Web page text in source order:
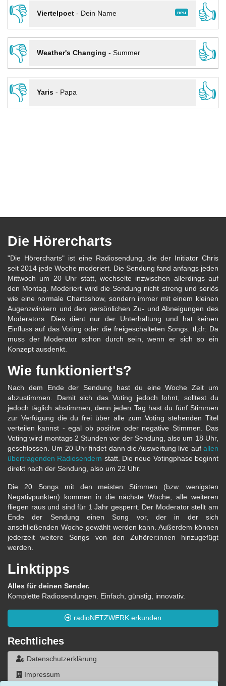
👎
neu
Viertelpoet- Dein Name
👍
👎
Weather's Changing - Summer
👍
👎
Yaris- Papa 👍
Die Hörercharts
"Die Hörercharts" ist eine Radiosendung, die der Initiator Chris
seit 2014 jede Woche moderiert. Die Sendung fand anfangs jeden
Mittwoch um 20 Uhr statt, wechselte inzwischen allerdings auf
den Montag. Moderiert wird die Sendung nicht streng und seriös
wie eine normale Chartsshow, sondern immer mit einem kleinen
Augenzwinkern und den persönlichen Zu- und Abneigungen des
Moderators. Dies dient nur der Unterhaltung und hat keinen
Einfluss auf das Voting oder die freigeschalteten Songs. tl;dr: Da
muss der Moderator schon durch sein, wenn er sich so ein
Konzept ausdenkt.
Wie funktioniert's?
Nach dem Ende der Sendung hast du eine Woche Zeit um
abzustimmen. Damit sich das Voting jedoch lohnt, solltest du
jedoch täglich abstimmen, denn jeden Tag hast du fünf Stimmen
zur Verfügung die du frei über alle zum Voting stehenden Titel
verteilen kannst - egal ob positive oder negative Stimmen. Das
Voting wird montags 2 Stunden vor der Sendung, also um 18 Uhr,
geschlossen. Um 20 Uhr findet dann die Auswertung live auf allen
übertragenden Radiosendern statt. Die neue Votingphase beginnt
direkt nach der Sendung, also um 22 Uhr.
Die 20 Songs mit den meisten Stimmen (bzw. wenigsten
Negativpunkten) kommen in die nächste Woche, alle weiteren
fliegen raus und sind für 1 Jahr gesperrt. Der Moderator stellt am
Ende der Sendung einen Song vor, der in der sich
anschließenden Woche gewählt werden kann. Außerdem können
jederzeit weitere Songs von den Zuhörer:innen hinzugefügt
werden.
Linktipps
Alles für deinen Sender.
Komplette Radiosendungen. Einfach, günstig, innovativ.
radioNETZWERK erkunden
Rechtliches
Datenschutzerklärung
Impressum